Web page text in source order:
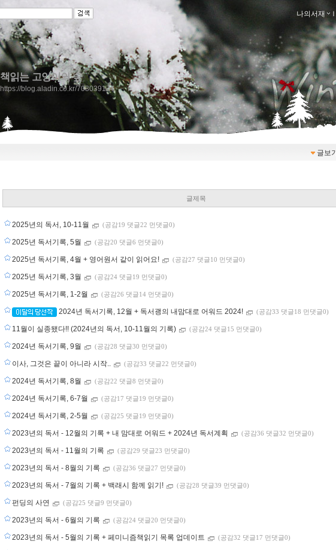
나의서재 ｌ
책읽는 고양이의 숲
https://blog.aladin.co.kr/703039174
글보기
글제목
2025년의 독서, 10-11월 (공감19 댓글22 먼댓글0)
2025년 독서기록, 5월 (공감20 댓글6 먼댓글0)
2025년 독서기록, 4월 + 영어원서 같이 읽어요! (공감27 댓글10 먼댓글0)
2025년 독서기록, 3월 (공감24 댓글19 먼댓글0)
2025년 독서기록, 1-2월 (공감26 댓글14 먼댓글0)
2024년 독서기록, 12월 + 독서괭의 내맘대로 어워드 2024! (공감33 댓글18 먼댓글0)
11월이 실종됐다!! (2024년의 독서, 10-11월의 기록) (공감24 댓글15 먼댓글0)
2024년 독서기록, 9월 (공감28 댓글30 먼댓글0)
이사, 그것은 끝이 아니라 시작.. (공감33 댓글22 먼댓글0)
2024년 독서기록, 8월 (공감22 댓글8 먼댓글0)
2024년 독서기록, 6-7월 (공감17 댓글19 먼댓글0)
2024년 독서기록, 2-5월 (공감25 댓글19 먼댓글0)
2023년의 독서 - 12월의 기록 + 내 맘대로 어워드 + 2024년 독서계획 (공감36 댓글32 먼댓글0)
2023년의 독서 - 11월의 기록 (공감29 댓글23 먼댓글0)
2023년의 독서 - 8월의 기록 (공감36 댓글27 먼댓글0)
2023년의 독서 - 7월의 기록 + 백래시 함께 읽기! (공감28 댓글39 먼댓글0)
펀딩의 사연 (공감25 댓글9 먼댓글0)
2023년의 독서 - 6월의 기록 (공감24 댓글20 먼댓글0)
2023년의 독서 - 5월의 기록 + 페미니즘책읽기 목록 업데이트 (공감32 댓글17 먼댓글0)